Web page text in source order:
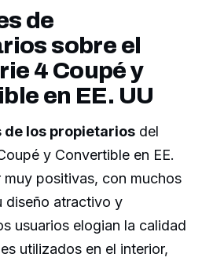
de
sobre el
4 Coupé y
en EE. UU
de los propietarios del
y Convertible en EE.
muy positivas, con muchos
diseño atractivo y
usuarios elogian la calidad
utilizados en el interior,